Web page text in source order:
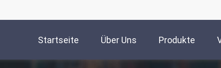
Startseite Über Uns Produkte